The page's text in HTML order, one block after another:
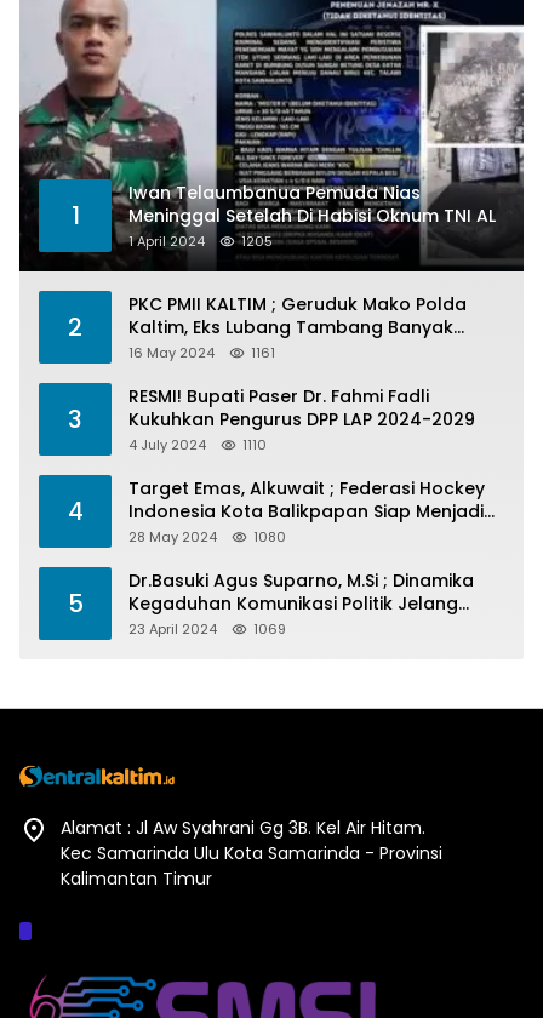
1
Iwan Telaumbanua Pemuda Nias
Meninggal Setelah Di Habisi Oknum TNI AL
1 April 2024 1205
2
PKC PMII KALTIM ; Geruduk Mako Polda
Kaltim, Eks Lubang Tambang Banyak
Menelan Korban
16 May 2024 1161
3
RESMI! Bupati Paser Dr. Fahmi Fadli
Kukuhkan Pengurus DPP LAP 2024-2029
4 July 2024 1110
4
Target Emas, Alkuwait ; Federasi Hockey
Indonesia Kota Balikpapan Siap Menjadi
Barometer Prestasi Di Kaltim
28 May 2024 1080
5
Dr.Basuki Agus Suparno, M.Si ; Dinamika
Kegaduhan Komunikasi Politik Jelang
Pesta Politik 2024
23 April 2024 1069
Alamat : Jl Aw Syahrani Gg 3B. Kel Air Hitam.
Kec Samarinda Ulu Kota Samarinda - Provinsi
Kalimantan Timur